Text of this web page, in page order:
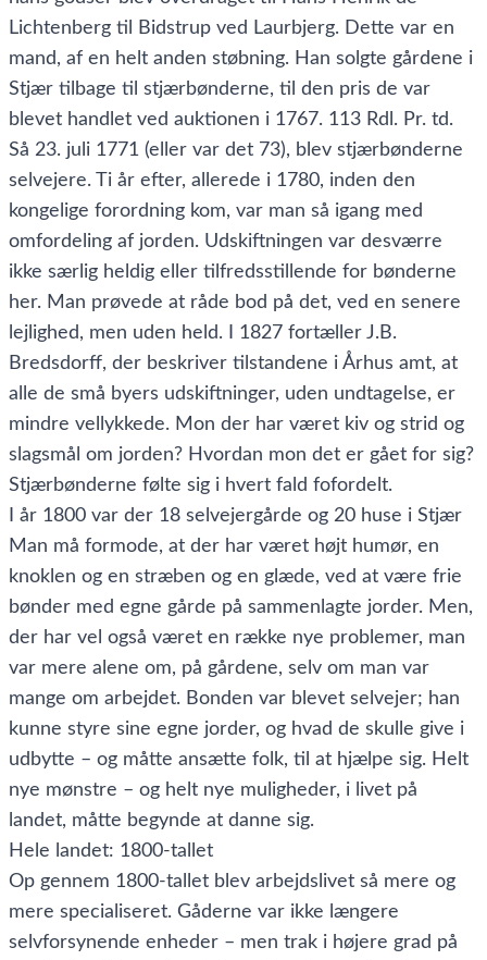
Lichtenberg til Bidstrup ved Laurbjerg. Dette var en
mand, af en helt anden støbning. Han solgte gårdene i
Stjær tilbage til stjærbønderne, til den pris de var
blevet handlet ved auktionen i 1767. 113 Rdl. Pr. td.
Så 23. juli 1771 (eller var det 73), blev stjærbønderne
selvejere. Ti år efter, allerede i 1780, inden den
kongelige forordning kom, var man så igang med
omfordeling af jorden. Udskiftningen var desværre
ikke særlig heldig eller tilfredsstillende for bønderne
her. Man prøvede at råde bod på det, ved en senere
lejlighed, men uden held. I 1827 fortæller J.B.
Bredsdorff, der beskriver tilstandene i Århus amt, at
alle de små byers udskiftninger, uden undtagelse, er
mindre vellykkede. Mon der har været kiv og strid og
slagsmål om jorden? Hvordan mon det er gået for sig?
Stjærbønderne følte sig i hvert fald fofordelt.
I år 1800 var der 18 selvejergårde og 20 huse i Stjær
Man må formode, at der har været højt humør, en
knoklen og en stræben og en glæde, ved at være frie
bønder med egne gårde på sammenlagte jorder. Men,
der har vel også været en række nye problemer, man
var mere alene om, på gårdene, selv om man var
mange om arbejdet. Bonden var blevet selvejer; han
kunne styre sine egne jorder, og hvad de skulle give i
udbytte – og måtte ansætte folk, til at hjælpe sig. Helt
nye mønstre – og helt nye muligheder, i livet på
landet, måtte begynde at danne sig.
Hele landet: 1800-tallet
Op gennem 1800-tallet blev arbejdslivet så mere og
mere specialiseret. Gåderne var ikke længere
selvforsynende enheder – men trak i højere grad på